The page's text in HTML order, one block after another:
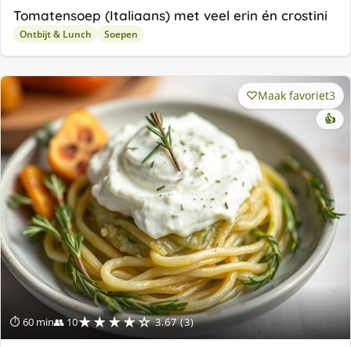
Tomatensoep (Italiaans) met veel erin én crostini
Ontbijt & Lunch Soepen
⏱ 60 min👥 10★★★★☆ 3.67 (3)
Maak favoriet3
👍